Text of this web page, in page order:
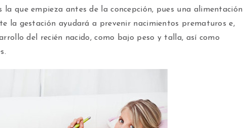
la que empieza antes de la concepción, pues una alimentación
la gestación ayudará a prevenir nacimientos prematuros e,
del recién nacido, como bajo peso y talla, así como